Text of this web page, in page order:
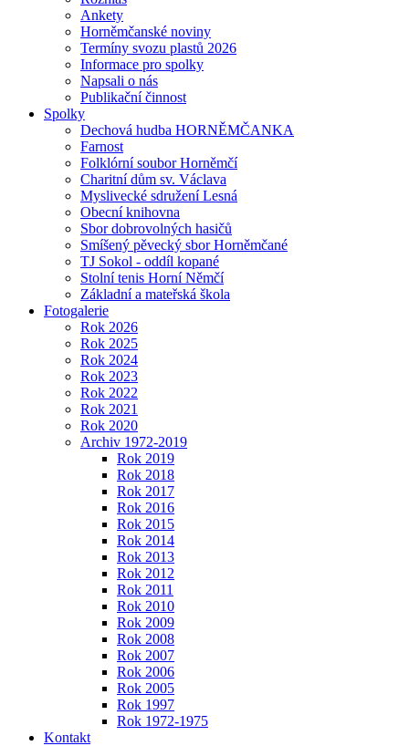
Ankety
Horněmčanské noviny
Termíny svozu plastů 2026
Informace pro spolky
Napsali o nás
Publikační činnost
Spolky
Dechová hudba HORNĚMČANKA
Farnost
Folklórní soubor Horněmčí
Charitní dům sv. Václava
Myslivecké sdružení Lesná
Obecní knihovna
Sbor dobrovolných hasičů
Smíšený pěvecký sbor Horněmčané
TJ Sokol - oddíl kopané
Stolní tenis Horní Němčí
Základní a mateřská škola
Fotogalerie
Rok 2026
Rok 2025
Rok 2024
Rok 2023
Rok 2022
Rok 2021
Rok 2020
Archiv 1972-2019
Rok 2019
Rok 2018
Rok 2017
Rok 2016
Rok 2015
Rok 2014
Rok 2013
Rok 2012
Rok 2011
Rok 2010
Rok 2009
Rok 2008
Rok 2007
Rok 2006
Rok 2005
Rok 1997
Rok 1972-1975
Kontakt